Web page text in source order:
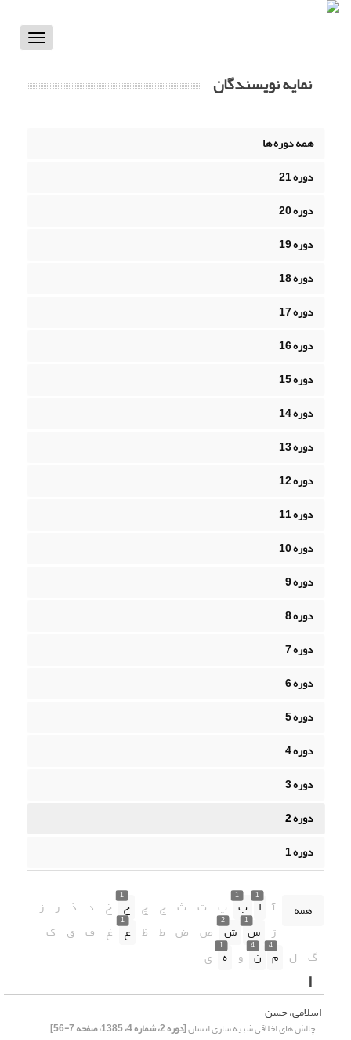
Toggle
نمایه نویسندگان
همه دوره ها
دوره 21
دوره 20
دوره 19
دوره 18
دوره 17
دوره 16
دوره 15
دوره 14
دوره 13
دوره 12
دوره 11
دوره 10
دوره 9
دوره 8
دوره 7
دوره 6
دوره 5
دوره 4
دوره 3
دوره 2
دوره 1
همه آ
1
ا
1
ب پ ت ث ج چ
1
ح خ د ذ ر ز
ژ
1
س
2
ش ص ض ط ظ
1
ع غ ف ق ک
گ ل
4
م
4
ن و
1
ه ی
ا
اسلامی، حسن
چالش های اخلاقی شبیه سازی انسان[دوره 2، شماره 4، 1385، صفحه 7-56]